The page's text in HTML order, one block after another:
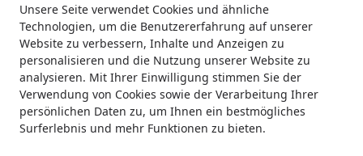
Unsere Seite verwendet Cookies und ähnliche
Technologien, um die Benutzererfahrung auf unserer
Website zu verbessern, Inhalte und Anzeigen zu
personalisieren und die Nutzung unserer Website zu
analysieren. Mit Ihrer Einwilligung stimmen Sie der
Verwendung von Cookies sowie der Verarbeitung Ihrer
persönlichen Daten zu, um Ihnen ein bestmögliches
Surferlebnis und mehr Funktionen zu bieten.
Suchen
Startseite
Wolters Katze Katzenspielzeug
Wolters Katzenspielzeug
Wolters Katzenspielzeug bei Zoologo und finden Sie